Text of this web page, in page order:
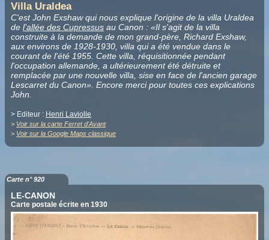
Villa Uraldea
C'est John Exshaw qui nous explique l'origine de la villa Uraldea
de l'allée des Cupressus au Canon : «Il s'agit de la villa
construite à la demande de mon grand-père, Richard Exshaw,
aux environs de 1928-1930, villa qui a été vendue dans le
courant de l'été 1955. Cette villa, réquisitionnée pendant
l'occupation allemande, a ultérieurement été détruite et
remplacée par une nouvelle villa, sise en face de l'ancien garage
Lescarret du Canon». Encore merci pour toutes ces explications
John.
> Editeur : Henri Laviolle
> Voir sur la carte Ferret d'Avant
> Voir sur la Google Maps classique
Carte n° 920
LE-CANON
Carte postale écrite en 1930